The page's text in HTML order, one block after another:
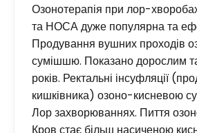
Озонотерапія при лор-
та НОСА дуже популярна та
Продування вушних проходів
сумішшю. Показано дорослим
років. Ректальні інсуфляції
кишківника) озоно-кисневою
Лор захворюваннях. Пиття
Кров стає більш насиченою